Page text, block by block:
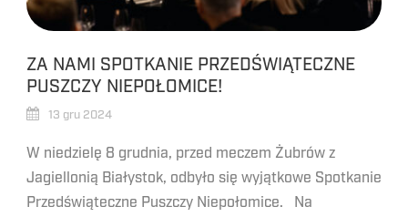
ZA NAMI SPOTKANIE PRZEDŚWIĄTECZNE
PUSZCZY NIEPOŁOMICE!
13 gru 2024
W niedzielę 8 grudnia, przed meczem Żubrów z
Jagiellonią Białystok, odbyło się wyjątkowe Spotkanie
Przedświąteczne Puszczy Niepołomice. Na